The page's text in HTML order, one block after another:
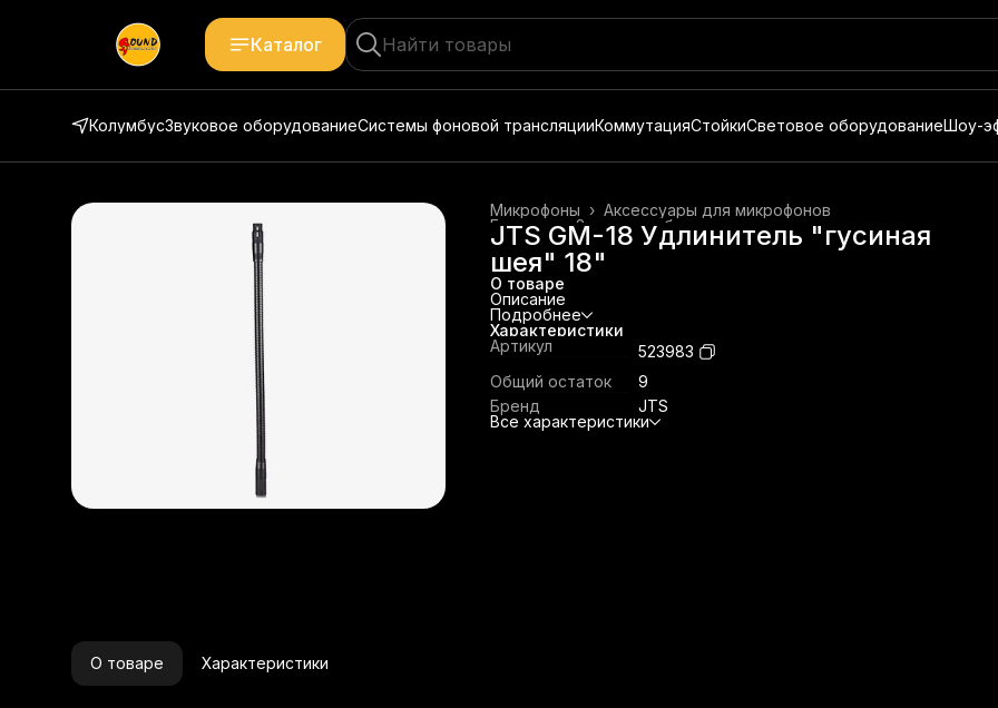
Каталог
КолумбусЗвуковое оборудованиеСистемы фоновой трансляцииКоммутацияСтойкиСветовое оборудованиеШоу-
Аксессуары для микрофонов
Микрофоны ›
Звуковое оборудование
Главная ›
JTS GM-18 Удлинитель "гусиная
шея" 18"
О товаре
Описание
Подробнее
Характеристики
Артикул
523983
Общий остаток
9
Бренд
JTS
Все характеристики
О товаре Характеристики